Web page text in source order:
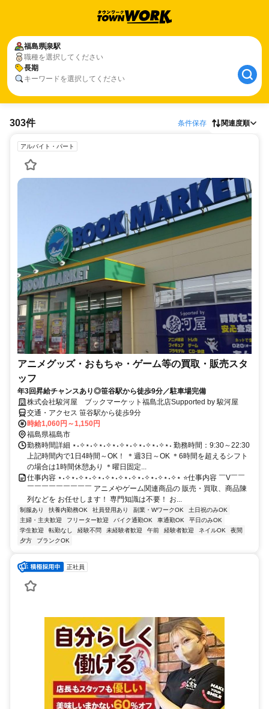
福島県泉駅
職種を選択してください
長期
キーワードを選択してください
303件 条件保存 関連度順
アルバイト・パート
アニメグッズ・おもちゃ・ゲーム等の買取・販売スタ
ッフ
年3回昇給チャンスあり◎笹谷駅から徒歩9分／駐車場完備
株式会社駿河屋 ブックマーケット福島北店Supported by 駿河屋
交通・アクセス 笹谷駅から徒歩9分
時給1,060円～1,150円
福島県福島市
勤務時間詳細 ⋆˖✧⋆˖✧⋆˖✧⋆˖✧⋆˖✧⋆˖✧⋆˖✧⋆˖ 勤務時間：9:30～22:30
上記時間内で1日4時間～OK！ ＊週3日～OK ＊6時間を超えるシフト
の場合は1時間休憩あり ＊曜日固定...
仕事内容 ⋆˖✧⋆˖✧⋆˖✧⋆˖✧⋆˖✧⋆˖✧⋆˖✧⋆˖✧⋆˖✧⋆ ⭐仕事内容 ￣V￣￣
￣￣￣￣￣￣￣￣￣ アニメやゲーム関連商品の 販売・買取、商品陳
列などを お任せします！ 専門知識は不要！ お...
制服あり 扶養内勤務OK 社員登用あり 副業・WワークOK
土日祝のみOK
主婦・主夫歓迎
フリーター歓迎 バイク通勤OK 車通勤OK
平日のみOK
学生歓迎
転勤なし 経験不問 未経験者歓迎 午前 経験者歓迎 ネイルOK
夜間
夕方
ブランクOK
正社員